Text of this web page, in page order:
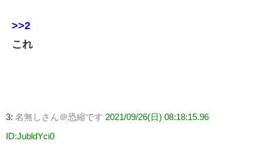
>>2
これ
3: 名無しさん＠恐縮です 2021/09/26(日) 08:18:15.96
ID:JubldYci0